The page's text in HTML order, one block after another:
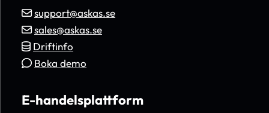
support@askas.se
sales@askas.se
Driftinfo
Boka demo
E-handelsplattform